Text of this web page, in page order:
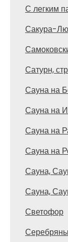
С легким
Сакура-
Сатурн,
Сауна на
Сауна на
Сауна на
Сауна на
Сауна,
Сауна,
Светофор